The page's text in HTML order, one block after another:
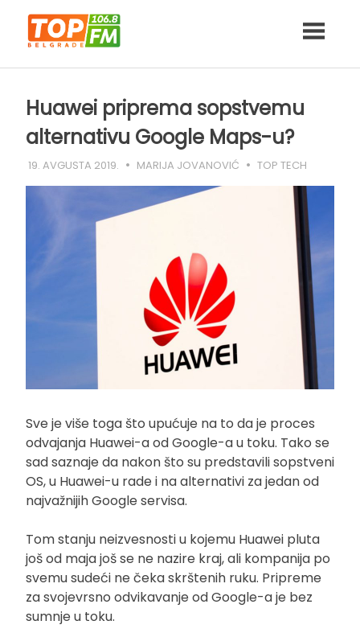
content
Huawei priprema sopstvemu
alternativu Google Maps-u?
19. AVGUSTA 2019. MARIJA JOVANOVIĆ TOP TECH
Sve je više toga što upućuje na to da je proces
odvajanja Huawei-a od Google-a u toku. Tako se
sad saznaje da nakon što su predstavili sopstveni
OS, u Huawei-u rade i na alternativi za jedan od
najvažnijih Google servisa.
Tom stanju neizvesnosti u kojemu Huawei pluta
još od maja još se ne nazire kraj, ali kompanija po
svemu sudeći ne čeka skrštenih ruku. Pripreme
za svojevrsno odvikavanje od Google-a je bez
sumnje u toku.